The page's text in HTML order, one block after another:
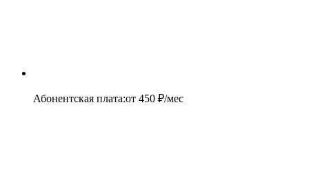
Абонентская плата:от 450 ₽/мес